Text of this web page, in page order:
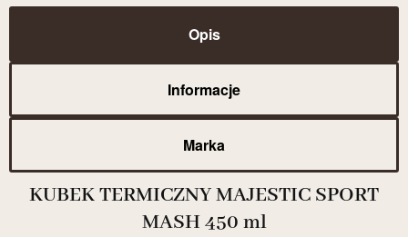
Opis
Informacje
Marka
KUBEK TERMICZNY MAJESTIC SPORT
MASH 450 ml